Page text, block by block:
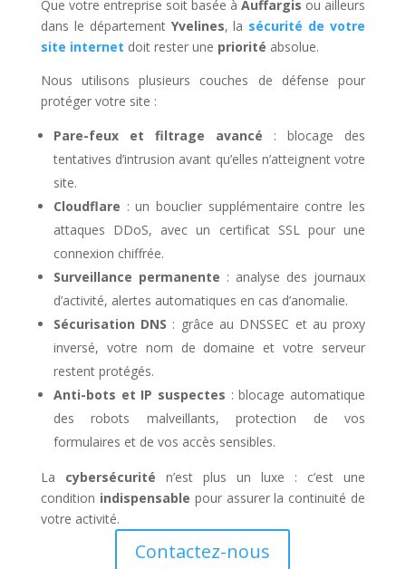
Que votre entreprise soit basée àAuffargis ou ailleurs
dans le département Yvelines, la sécurité de votre
site internet doit rester une priorité absolue.
Nous utilisons plusieurs couches de défense pour
protéger votre site :
Pare-feux et filtrage avancé : blocage des
tentatives d’intrusion avant qu’elles n’atteignent votre
site.
Cloudflare : un bouclier supplémentaire contre les
attaques DDoS, avec un certificat SSL pour une
connexion chiffrée.
Surveillance permanente : analyse des journaux
d’activité, alertes automatiques en cas d’anomalie.
Sécurisation DNS : grâce au DNSSEC et au proxy
inversé, votre nom de domaine et votre serveur
restent protégés.
Anti-bots et IP suspectes : blocage automatique
des robots malveillants, protection de vos
formulaires et de vos accès sensibles.
La cybersécurité n’est plus un luxe : c’est une
condition indispensable pour assurer la continuité de
votre activité.
Contactez-nous